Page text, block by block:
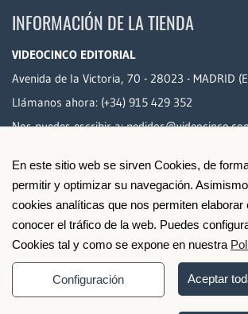
En este sitio web se sirven Cookies, de
permitir y optimizar su navegación.
cookies analíticas que nos permiten
conocer el tráfico de la web. Puedes
Cookies tal y como se expone en nuestra
Configuración Aceptar
INFORMACIÓN DE LA TIENDA
VIDEOCINCO EDITORIAL
Avenida de la Victoria, 70 - 28023 - MADRID
Llámanos ahora: (+34) 915 429 352
Nos puedes escribir a:
PAGO SEGURO